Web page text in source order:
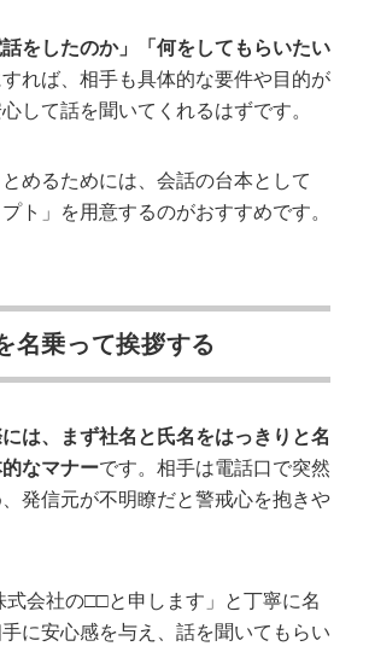
話をしたのか」「何をしてもらいたい
れば、相手も具体的な要件や目的が
して話を聞いてくれるはずです。
めるためには、会話の台本として
プト」を用意するのがおすすめです。
名乗って挨拶する
は、まず社名と氏名をはっきりと名
なマナーです。相手は電話口で突然
発信元が不明瞭だと警戒心を抱きや
会社の□□と申します」と丁寧に名
に安心感を与え、話を聞いてもらい